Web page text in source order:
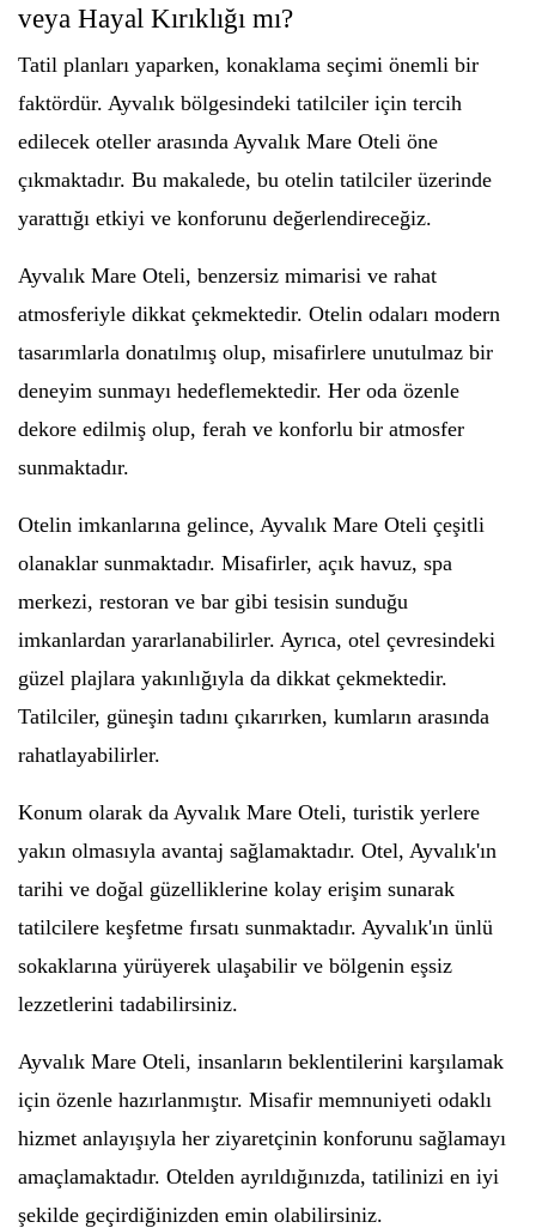
veya Hayal Kırıklığı mı?
Tatil planları yaparken, konaklama seçimi önemli bir
faktördür. Ayvalık bölgesindeki tatilciler için tercih
edilecek oteller arasında Ayvalık Mare Oteli öne
çıkmaktadır. Bu makalede, bu otelin tatilciler üzerinde
yarattığı etkiyi ve konforunu değerlendireceğiz.
Ayvalık Mare Oteli, benzersiz mimarisi ve rahat
atmosferiyle dikkat çekmektedir. Otelin odaları modern
tasarımlarla donatılmış olup, misafirlere unutulmaz bir
deneyim sunmayı hedeflemektedir. Her oda özenle
dekore edilmiş olup, ferah ve konforlu bir atmosfer
sunmaktadır.
Otelin imkanlarına gelince, Ayvalık Mare Oteli çeşitli
olanaklar sunmaktadır. Misafirler, açık havuz, spa
merkezi, restoran ve bar gibi tesisin sunduğu
imkanlardan yararlanabilirler. Ayrıca, otel çevresindeki
güzel plajlara yakınlığıyla da dikkat çekmektedir.
Tatilciler, güneşin tadını çıkarırken, kumların arasında
rahatlayabilirler.
Konum olarak da Ayvalık Mare Oteli, turistik yerlere
yakın olmasıyla avantaj sağlamaktadır. Otel, Ayvalık'ın
tarihi ve doğal güzelliklerine kolay erişim sunarak
tatilcilere keşfetme fırsatı sunmaktadır. Ayvalık'ın ünlü
sokaklarına yürüyerek ulaşabilir ve bölgenin eşsiz
lezzetlerini tadabilirsiniz.
Ayvalık Mare Oteli, insanların beklentilerini karşılamak
için özenle hazırlanmıştır. Misafir memnuniyeti odaklı
hizmet anlayışıyla her ziyaretçinin konforunu sağlamayı
amaçlamaktadır. Otelden ayrıldığınızda, tatilinizi en iyi
şekilde geçirdiğinizden emin olabilirsiniz.